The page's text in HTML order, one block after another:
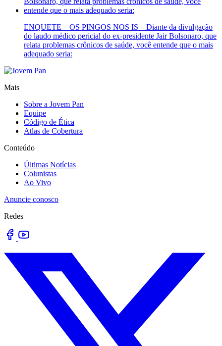
ENQUETE – OS PINGOS NOS IS – Diante da divulgação
do laudo médico pericial do ex-presidente Jair Bolsonaro, que
relata problemas crônicos de saúde, você entende que o mais
adequado seria:
Mais
Sobre a Jovem Pan
Equipe
Código de Ética
Atlas de Cobertura
Conteúdo
Últimas Notícias
Colunistas
Ao Vivo
Anuncie conosco
Redes